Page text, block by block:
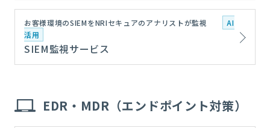
お客様環境のSIEMをNRIセキュアのアナリストが監視
AI
活用
SIEM監視サービス
EDR・MDR（エンドポイント対策）